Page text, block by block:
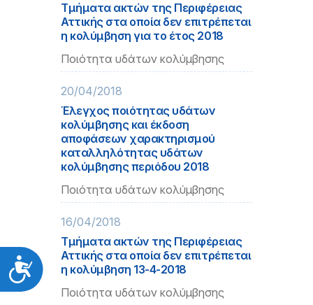
Προσιτότητα
Τμήματα ακτών της Περιφέρειας
Αττικής στα οποία δεν επιτρέπεται
η κολύμβηση για το έτος 2018
Ποιότητα υδάτων κολύμβησης
20/04/2018
Έλεγχος ποιότητας υδάτων
κολύμβησης και έκδοση
αποφάσεων χαρακτηρισμού
καταλληλότητας υδάτων
κολύμβησης περιόδου 2018
Ποιότητα υδάτων κολύμβησης
16/04/2018
Τμήματα ακτών της Περιφέρειας
Αττικής στα οποία δεν επιτρέπεται
η κολύμβηση 13-4-2018
Ποιότητα υδάτων κολύμβησης